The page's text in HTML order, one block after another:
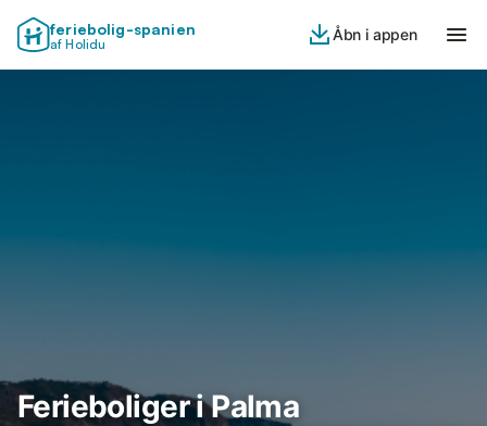
feriebolig-spanien
af Holidu
Åbn i appen
Ferieboliger i Palma